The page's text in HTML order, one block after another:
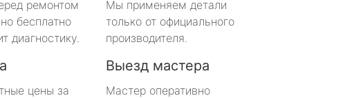
ремонтом
бесплатно
диагностику.
Мы применяем детали
только от официального
производителя.
цены за
Выезд мастера
Мастер оперативно